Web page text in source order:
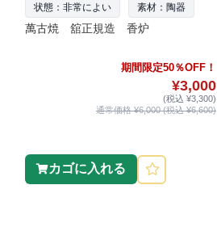
状態：非常によい 素材：陶器
萬古焼 舘正規造 香炉
期間限定50％OFF！
¥3,000
(税込 ¥3,300)
通常価格 ¥6,000 (税込 ¥6,600)
カゴに入れる